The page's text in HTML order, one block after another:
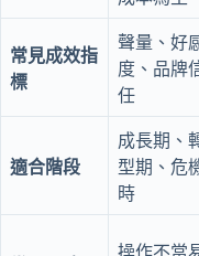
常見成效指
標
聲量、好
度、品牌
任
適合階段
成長期、
型期、危
時
操作不當